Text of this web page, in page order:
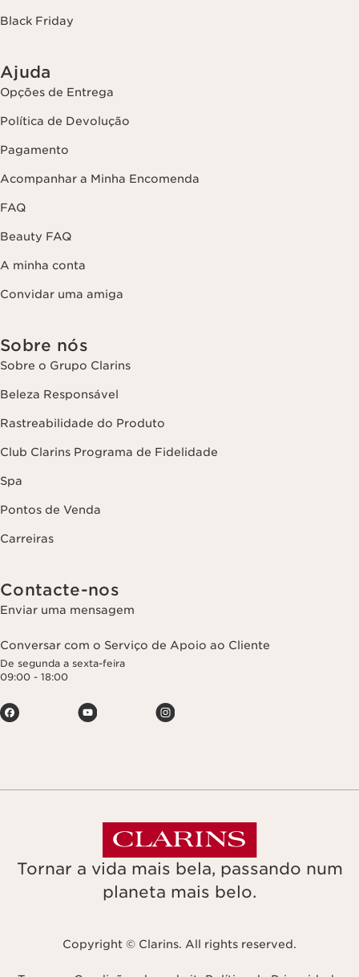
Black Friday
Ajuda
Opções de Entrega
Política de Devolução
Pagamento
Acompanhar a Minha Encomenda
FAQ
Beauty FAQ
A minha conta
Convidar uma amiga
Sobre nós
Sobre o Grupo Clarins
Beleza Responsável
Rastreabilidade do Produto
Club Clarins Programa de Fidelidade
Spa
Pontos de Venda
Carreiras
Contacte-nos
Enviar uma mensagem
Conversar com o Serviço de Apoio ao Cliente
De segunda a sexta-feira
09:00 - 18:00
Tornar a vida mais bela, passando num
planeta mais belo.
Copyright © Clarins. All rights reserved.